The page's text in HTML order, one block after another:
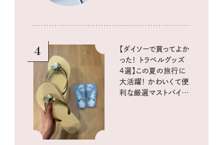
4
【ダイソーで買ってよか
った！ トラベルグッズ
4選】この夏の旅行に
大活躍！ かわいくて便
利な厳選マストバイア